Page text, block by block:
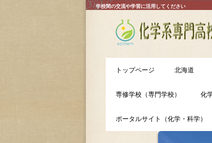
学校間の交流や学習に活用してください
トップページ 北海道
専修学校（専門学校） 化
ポータルサイト（化学・科学）